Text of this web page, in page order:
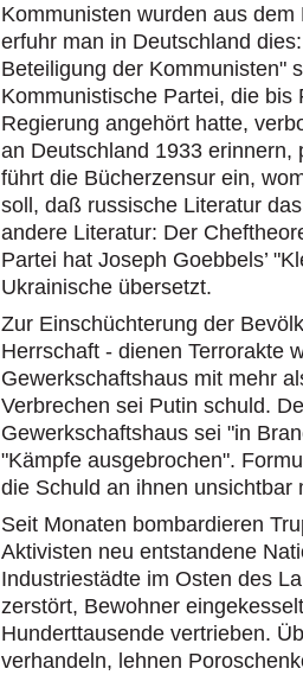
Kommunisten wurden aus
erfuhr man in Deutschland
Beteiligung der Kommunisten"
Kommunistische Partei, die
Regierung angehört hatte,
an Deutschland 1933
führt die Bücherzensur ein,
soll, daß russische Literatur
andere Literatur: Der
Partei hat Joseph Goebbels’
Ukrainische übersetzt.
Zur Einschüchterung der
Herrschaft - dienen Terrorakte
Gewerkschaftshaus mit mehr
Verbrechen sei Putin schuld.
Gewerkschaftshaus sei "in
"Kämpfe ausgebrochen".
die Schuld an ihnen unsichtbar
Seit Monaten bombardieren
Aktivisten neu entstandene
Industriestädte im Osten des
zerstört, Bewohner
Hunderttausende vertrieben.
verhandeln, lehnen